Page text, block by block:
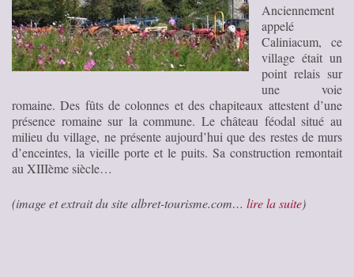
Anciennement
appelé
Caliniacum, ce
village était un
point relais sur
une voie
romaine. Des fûts de colonnes et des chapiteaux attestent d’une
présence romaine sur la commune. Le château féodal situé au
milieu du village, ne présente aujourd’hui que des restes de murs
d’enceintes, la vieille porte et le puits. Sa construction remontait
au XIIIème siècle…
(image et extrait du site albret-tourisme.com… lire la suite)